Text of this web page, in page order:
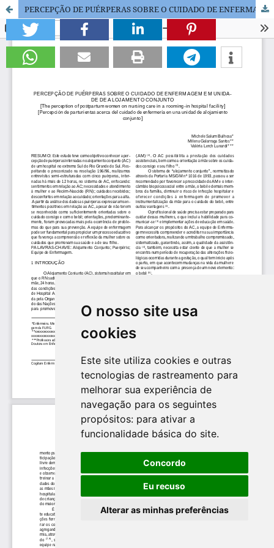
O nosso site usa
cookies
Este site utiliza cookies e outras
tecnologias de rastreamento para
melhorar sua experiência de
navegação para os seguintes
propósitos: para ativar a
funcionalidade básica do site.
Concordo
Eu recuso
Alterar as minhas preferências
PERCEPÇÃO DE PUÉRPERAS SOBRE O CUIDADO DE ENFERMAGEM EM UNIDADE DE ALOJAMENTO CONJUNTO